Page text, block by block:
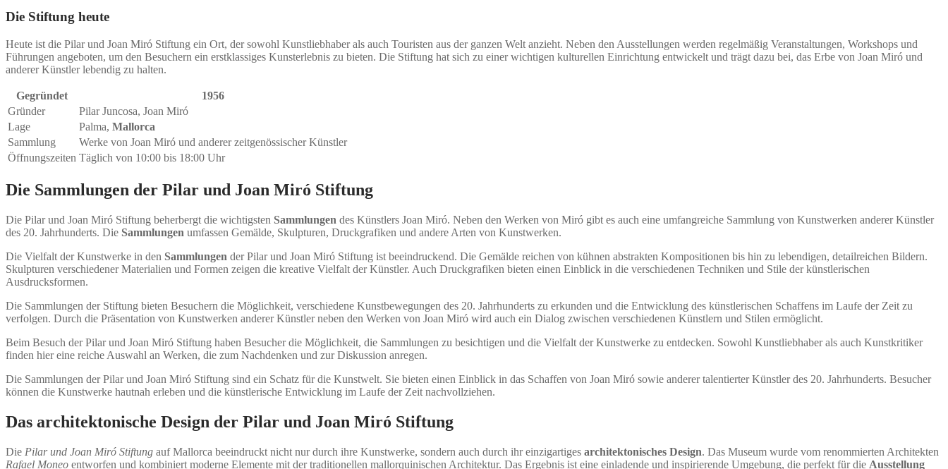
Die Stiftung heute
Heute ist die Pilar und Joan Miró Stiftung ein Ort, der sowohl Kunstliebhaber als auch Touristen aus der ganzen Welt anzieht. Neben den Ausstellungen werden regelmäßig Veranstaltungen, Workshops und
Führungen angeboten, um den Besuchern ein erstklassiges Kunsterlebnis zu bieten. Die Stiftung hat sich zu einer wichtigen kulturellen Einrichtung entwickelt und trägt dazu bei, das Erbe von Joan Miró und
anderer Künstler lebendig zu halten.
Gegründet
1956
Gründer
Pilar Juncosa, Joan Miró
Lage
Palma, Mallorca
Sammlung
Werke von Joan Miró und anderer zeitgenössischer Künstler
Öffnungszeiten Täglich von 10:00 bis 18:00 Uhr
Die Sammlungen der Pilar und Joan Miró Stiftung
Die Pilar und Joan Miró Stiftung beherbergt die wichtigsten Sammlungen des Künstlers Joan Miró. Neben den Werken von Miró gibt es auch eine umfangreiche Sammlung von Kunstwerken anderer Künstler
des 20. Jahrhunderts. Die Sammlungen umfassen Gemälde, Skulpturen, Druckgrafiken und andere Arten von Kunstwerken.
Die Vielfalt der Kunstwerke in den Sammlungen der Pilar und Joan Miró Stiftung ist beeindruckend. Die Gemälde reichen von kühnen abstrakten Kompositionen bis hin zu lebendigen, detailreichen Bildern.
Skulpturen verschiedener Materialien und Formen zeigen die kreative Vielfalt der Künstler. Auch Druckgrafiken bieten einen Einblick in die verschiedenen Techniken und Stile der künstlerischen
Ausdrucksformen.
Die Sammlungen der Stiftung bieten Besuchern die Möglichkeit, verschiedene Kunstbewegungen des 20. Jahrhunderts zu erkunden und die Entwicklung des künstlerischen Schaffens im Laufe der Zeit zu
verfolgen. Durch die Präsentation von Kunstwerken anderer Künstler neben den Werken von Joan Miró wird auch ein Dialog zwischen verschiedenen Künstlern und Stilen ermöglicht.
Beim Besuch der Pilar und Joan Miró Stiftung haben Besucher die Möglichkeit, die Sammlungen zu besichtigen und die Vielfalt der Kunstwerke zu entdecken. Sowohl Kunstliebhaber als auch Kunstkritiker
finden hier eine reiche Auswahl an Werken, die zum Nachdenken und zur Diskussion anregen.
Die Sammlungen der Pilar und Joan Miró Stiftung sind ein Schatz für die Kunstwelt. Sie bieten einen Einblick in das Schaffen von Joan Miró sowie anderer talentierter Künstler des 20. Jahrhunderts. Besucher
können die Kunstwerke hautnah erleben und die künstlerische Entwicklung im Laufe der Zeit nachvollziehen.
Das architektonische Design der Pilar und Joan Miró Stiftung
Die Pilar und Joan Miró Stiftung auf Mallorca beeindruckt nicht nur durch ihre Kunstwerke, sondern auch durch ihr einzigartiges architektonisches Design. Das Museum wurde vom renommierten Architekten
Rafael Moneo entworfen und kombiniert moderne Elemente mit der traditionellen mallorquinischen Architektur. Das Ergebnis ist eine einladende und inspirierende Umgebung, die perfekt für die Ausstellung